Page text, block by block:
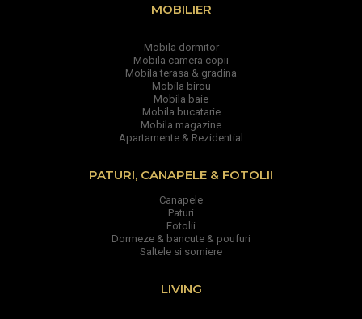
MOBILIER
Mobila dormitor
Mobila camera copii
Mobila terasa & gradina
Mobila birou
Mobila baie
Mobila bucatarie
Mobila magazine
Apartamente & Rezidential
PATURI, CANAPELE & FOTOLII
Canapele
Paturi
Fotolii
Dormeze & bancute & poufuri
Saltele si somiere
LIVING